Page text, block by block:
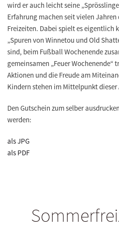
wird er auch leicht seine
Erfahrung machen seit vielen Jahren
Freizeiten. Dabei spielt es eigentlich
„Spuren von Winnetou und Old
sind, beim Fußball Wochenende
gemeinsamen „Feuer
Aktionen und die Freude am
Kindern stehen im Mittelpunkt dieser
Den Gutschein zum selber
werden:
als JPG
als PDF